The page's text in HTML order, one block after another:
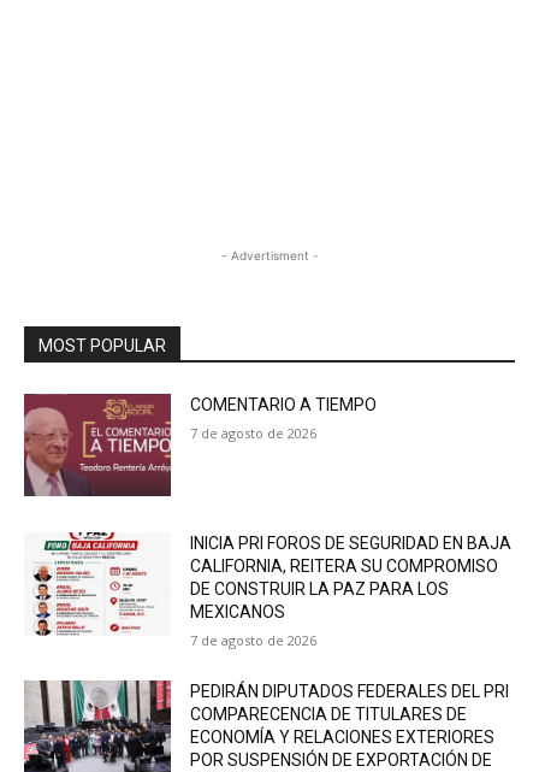
- Advertisment -
MOST POPULAR
COMENTARIO A TIEMPO
7 de agosto de 2026
INICIA PRI FOROS DE SEGURIDAD EN BAJA
CALIFORNIA, REITERA SU COMPROMISO
DE CONSTRUIR LA PAZ PARA LOS
MEXICANOS
7 de agosto de 2026
PEDIRÁN DIPUTADOS FEDERALES DEL PRI
COMPARECENCIA DE TITULARES DE
ECONOMÍA Y RELACIONES EXTERIORES
POR SUSPENSIÓN DE EXPORTACIÓN DE